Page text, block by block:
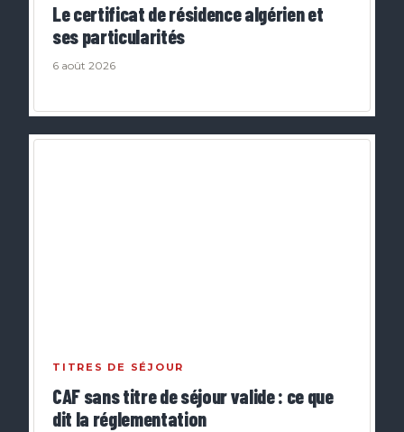
Le certificat de résidence algérien et
ses particularités
6 août 2026
TITRES DE SÉJOUR
CAF sans titre de séjour valide : ce que
dit la réglementation